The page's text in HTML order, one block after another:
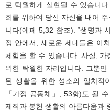
로 탁월하게 실현될 수 있습니
회를 위하여 당신 자신을 내어
니다(에페 5,32 참조). “생명과
정 안에서, 새로운 세대들은 이
체험을 할 수 있습니다. 사실,
위한 탁월한 자리입니다. 그뿐
된 생활을 위한 성소의 일차적
「가정 공동체」, 53항)도 될
제직과 봉헌 생활의 아름다움과